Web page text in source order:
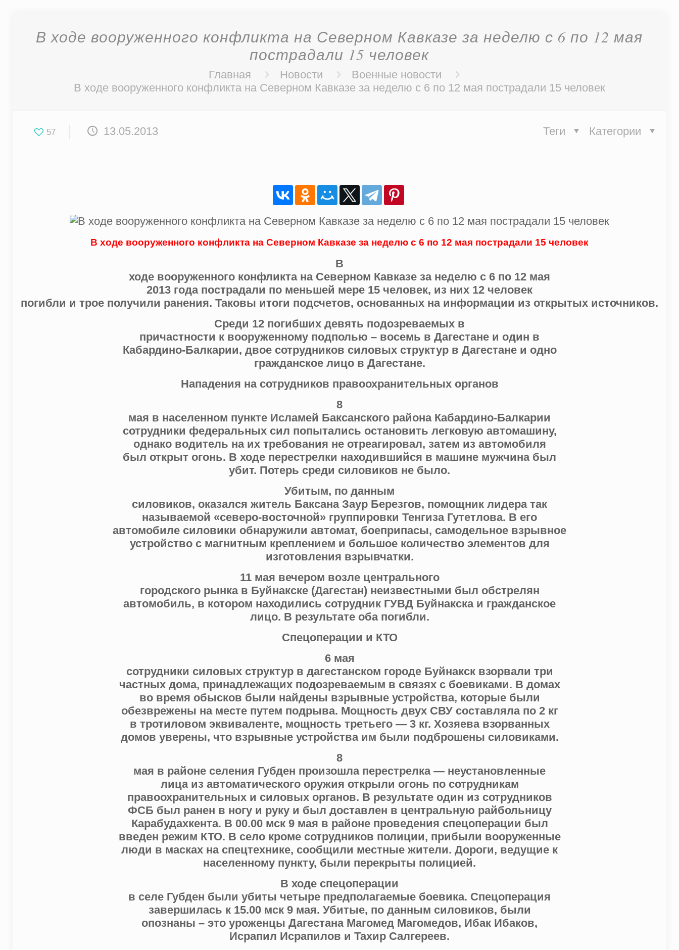
В ходе вооруженного конфликта на Северном Кавказе за неделю с 6 по 12 мая
пострадали 15 человек
Главная Новости
Военные новости
В ходе вооруженного конфликта на Северном Кавказе за неделю с 6 по 12 мая пострадали 15 человек
57 13.05.2013 Категории
Теги
В ходе вооруженного конфликта на Северном Кавказе за неделю с 6 по 12 мая пострадали 15 человек
В
ходе вооруженного конфликта на Северном Кавказе за неделю с 6 по 12 мая
2013 года пострадали по меньшей мере 15 человек, из них 12 человек
погибли и трое получили ранения. Таковы итоги подсчетов, основанных на информации из открытых источников.
Среди 12 погибших девять подозреваемых в
причастности к вооруженному подполью – восемь в Дагестане и один в
Кабардино-Балкарии, двое сотрудников силовых структур в Дагестане и одно
гражданское лицо в Дагестане.
Нападения на сотрудников правоохранительных органов
8
мая в населенном пункте Исламей Баксанского района Кабардино-Балкарии
сотрудники федеральных сил попытались остановить легковую автомашину,
однако водитель на их требования не отреагировал, затем из автомобиля
был открыт огонь. В ходе перестрелки находившийся в машине мужчина был
убит. Потерь среди силовиков не было.
Убитым, по данным
силовиков, оказался житель Баксана Заур Березгов, помощник лидера так
называемой «северо-восточной» группировки Тенгиза Гутетлова. В его
автомобиле силовики обнаружили автомат, боеприпасы, самодельное взрывное
устройство с магнитным креплением и большое количество элементов для
изготовления взрывчатки.
11 мая вечером возле центрального
городского рынка в Буйнакске (Дагестан) неизвестными был обстрелян
автомобиль, в котором находились сотрудник ГУВД Буйнакска и гражданское
лицо. В результате оба погибли.
Спецоперации и КТО
6 мая
сотрудники силовых структур в дагестанском городе Буйнакск взорвали три
частных дома, принадлежащих подозреваемым в связях с боевиками. В домах
во время обысков были найдены взрывные устройства, которые были
обезврежены на месте путем подрыва. Мощность двух СВУ составляла по 2 кг
в тротиловом эквиваленте, мощность третьего — 3 кг. Хозяева взорванных
домов уверены, что взрывные устройства им были подброшены силовиками.
8
мая в районе селения Губден произошла перестрелка — неустановленные
лица из автоматического оружия открыли огонь по сотрудникам
правоохранительных и силовых органов. В результате один из сотрудников
ФСБ был ранен в ногу и руку и был доставлен в центральную райбольницу
Карабудахкента. В 00.00 мск 9 мая в районе проведения спецоперации был
введен режим КТО. В село кроме сотрудников полиции, прибыли вооруженные
люди в масках на спецтехнике, сообщили местные жители. Дороги, ведущие к
населенному пункту, были перекрыты полицией.
В ходе спецоперации
в селе Губден были убиты четыре предполагаемые боевика. Спецоперация
завершилась к 15.00 мск 9 мая. Убитые, по данным силовиков, были
опознаны – это уроженцы Дагестана Магомед Магомедов, Ибак Ибаков,
Исрапил Исрапилов и Тахир Салгереев.